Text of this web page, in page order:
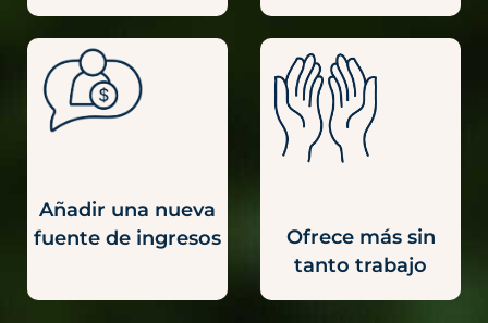
Añadir una nueva
fuente de ingresos
Ofrece más sin
tanto trabajo